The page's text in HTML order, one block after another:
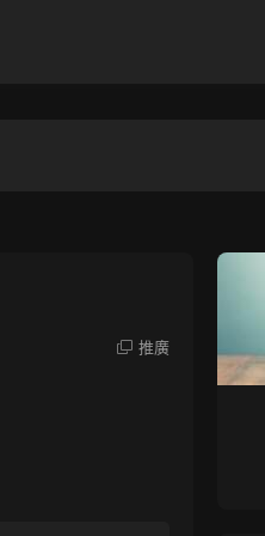
推廣